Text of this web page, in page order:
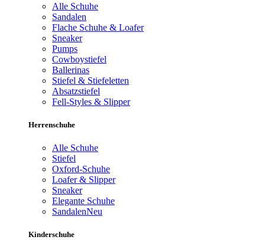
Alle Schuhe
Sandalen
Flache Schuhe & Loafer
Sneaker
Pumps
Cowboystiefel
Ballerinas
Stiefel & Stiefeletten
Absatzstiefel
Fell-Styles & Slipper
Herrenschuhe
Alle Schuhe
Stiefel
Oxford-Schuhe
Loafer & Slipper
Sneaker
Elegante Schuhe
SandalenNeu
Kinderschuhe